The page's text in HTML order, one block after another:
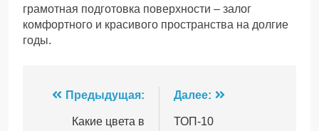
грамотная подготовка поверхности – залог
комфортного и красивого пространства на долгие
годы.
Навигация
Предыдущая:
Какие цвета в
Далее:
ТОП-10